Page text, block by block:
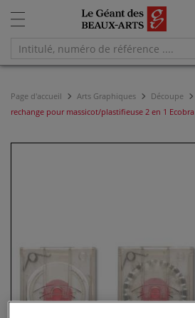
Page d'accueil Arts Graphiques Découpe
rechange pour massicot/plastifieuse 2 en 1 Ecobra